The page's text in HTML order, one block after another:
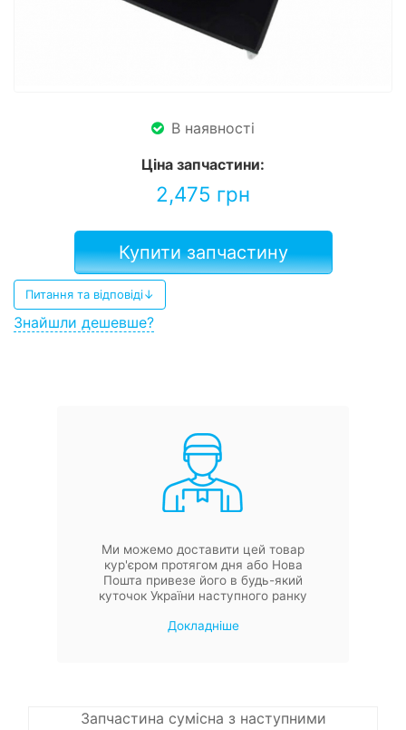
В наявності
Ціна запчастини:
2,475 грн
Купити запчастину
Питання та відповіді↓
Знайшли дешевше?
Ми можемо доставити цей товар
кур'єром протягом дня або Нова
Пошта привезе його в будь-який
куточок України наступного ранку
Докладніше
Запчастина сумісна з наступними